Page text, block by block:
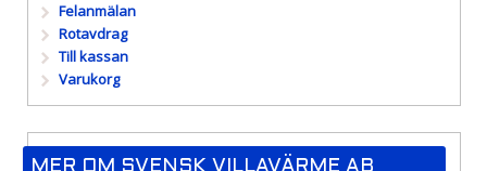
Felanmälan
Rotavdrag
Till kassan
Varukorg